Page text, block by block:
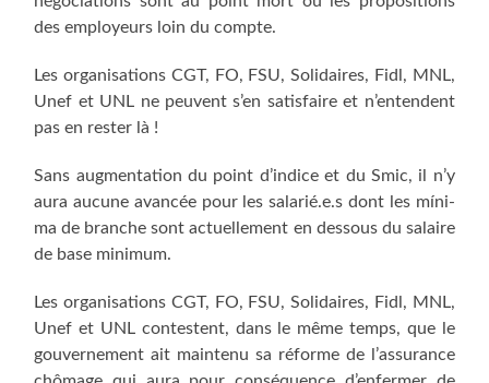
des employeurs loin du compte.
Les orga­ni­sa­tions CGT, FO, FSU, Soli­daires, Fidl, MNL,
Unef et UNL ne peuvent s’en satis­faire et n’entendent
pas en res­ter là !
Sans aug­men­ta­tion du point d’indice et du Smic, il n’y
aura aucune avan­cée pour les salarié.e.s dont les míni­
ma de branche sont actuel­le­ment en des­sous du salaire
de base minimum.
Les orga­ni­sa­tions CGT, FO, FSU, Soli­daires, Fidl, MNL,
Unef et UNL contestent, dans le même temps, que le
gou­ver­ne­ment ait main­te­nu sa réforme de l’assurance